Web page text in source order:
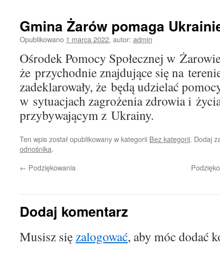
Gmina Żarów pomaga
Opublikowano 1 marca 2022, autor: admin
Ośrodek Pomocy Społecznej w
że przychodnie znajdujące się na
zadeklarowały, że będą udzielać
w sytuacjach zagrożenia zdrowia i
przybywającym z Ukrainy.
Ten wpis został opublikowany w kategorii Bez kategorii. Dodaj
odnośnika.
← Podziękowania
Dodaj komentarz
Musisz sięzalogować, aby móc dodać